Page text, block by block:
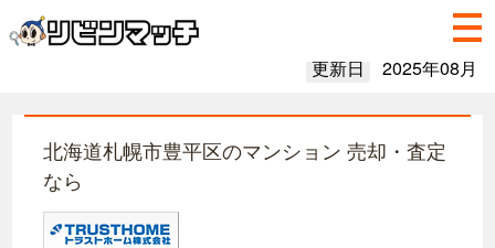
更新日 2025年08月
北海道札幌市豊平区のマンション 売却・査定
なら